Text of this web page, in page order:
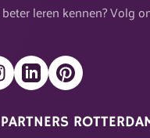
leren kennen? Volg